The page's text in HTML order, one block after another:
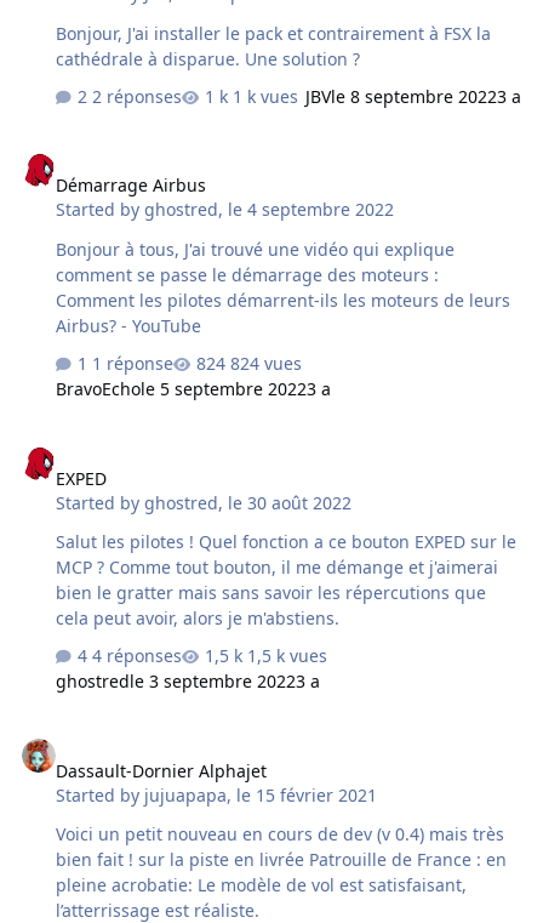
de couche Android, puisque l'on a pas besoin de PC, en
gros des jeux de sport ou d'autres …
Bonjour, J'ai installer le pack et contrairement à FSX la
cathédrale à disparue. Une solution ?
2 réponses
1 k vues JBVle 8 septembre 20223 a
Démarrage Airbus
Started byghostred, le 4 septembre 2022
Bonjour à tous, J'ai trouvé une vidéo qui explique
comment se passe le démarrage des moteurs :
Comment les pilotes démarrent-ils les moteurs de leurs
Airbus? - YouTube
1 réponse
824 vues
BravoEchole 5 septembre 20223 a
EXPED
Started byghostred, le 30 août 2022
Salut les pilotes ! Quel fonction a ce bouton EXPED sur le
MCP ? Comme tout bouton, il me démange et j'aimerai
bien le gratter mais sans savoir les répercutions que
cela peut avoir, alors je m'abstiens.
4 réponses
1,5 k vues
ghostredle 3 septembre 20223 a
Dassault-Dornier Alphajet
Started by jujuapapa, le 15 février 2021
Voici un petit nouveau en cours de dev (v 0.4) mais très
bien fait ! sur la piste en livrée Patrouille de France : en
pleine acrobatie: Le modèle de vol est satisfaisant,
l’atterrissage est réaliste.